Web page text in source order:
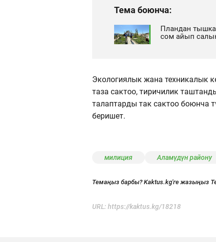
Тема боюнча:
Пландан
сом айып
Экологиялык жана техникалык
таза сактоо, тиричилик
талаптарды так сактоо боюнча
беришет.
милиция Аламүдүн району
Темаңыз барбы? Kaktus.kg'ге жазыңыз
URL: https://kaktus.kg/18218